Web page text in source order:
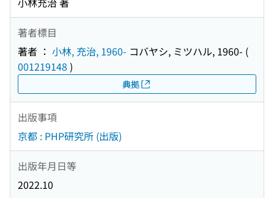
著者標目
著者 ： 小林, 充治, 1960- コバヤシ, ミツハル, 1960- (
001219148 )
典拠
出版事項
京都 : PHP研究所 (出版)
出版年月日等
2022.10